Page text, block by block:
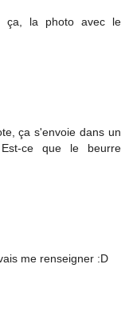
ça, la photo avec le
ça s'envoie dans un
ce que le beurre
me renseigner :D